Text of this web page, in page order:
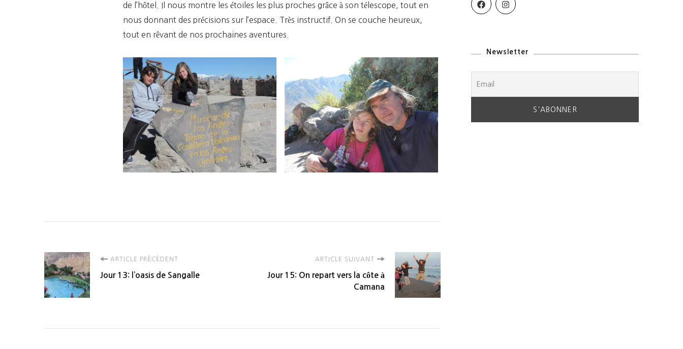
de l’hôtel. Il nous montre les étoiles les plus proches grâce à son télescope, tout en
nous donnant des précisions sur l’espace. Très instructif. On se couche heureux,
tout en rêvant de nos prochaines aventures.
Navigation
d'article
ARTICLE PRÉCÉDENT
Jour 13: l’oasis de Sangalle
ARTICLE SUIVANT
Jour 15: On repart vers la côte à
Camana
Newsletter